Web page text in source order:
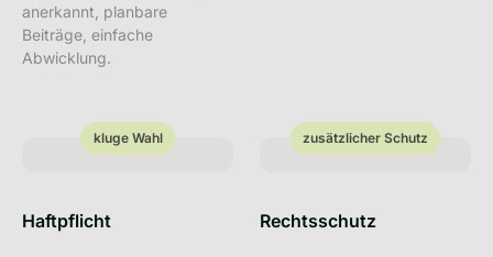
anerkannt, planbare
Beiträge, einfache
Abwicklung.
kluge Wahl
Haftpflicht
kluge Wahl zusätzlicher Schutz
Rechtsschutz
zusätzlicher Schutz